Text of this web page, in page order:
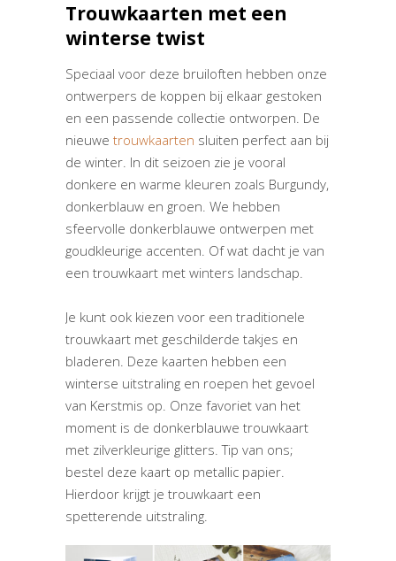
Trouwkaarten met een
winterse twist
Speciaal voor deze bruiloften hebben onze
ontwerpers de koppen bij elkaar gestoken
en een passende collectie ontworpen. De
nieuwe trouwkaarten sluiten perfect aan bij
de winter. In dit seizoen zie je vooral
donkere en warme kleuren zoals Burgundy,
donkerblauw en groen. We hebben
sfeervolle donkerblauwe ontwerpen met
goudkleurige accenten. Of wat dacht je van
een trouwkaart met winters landschap.
Je kunt ook kiezen voor een traditionele
trouwkaart met geschilderde takjes en
bladeren. Deze kaarten hebben een
winterse uitstraling en roepen het gevoel
van Kerstmis op. Onze favoriet van het
moment is de donkerblauwe trouwkaart
met zilverkleurige glitters. Tip van ons;
bestel deze kaart op metallic papier.
Hierdoor krijgt je trouwkaart een
spetterende uitstraling.